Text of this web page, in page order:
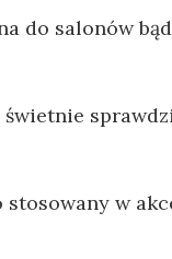
do⁢ salonów
stosowany⁣ w